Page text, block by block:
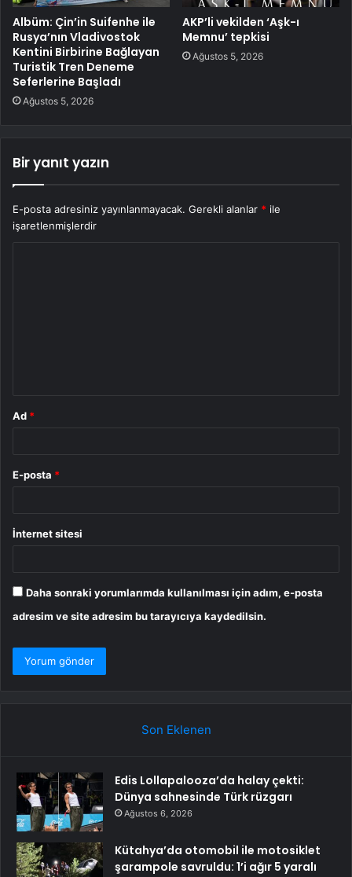
Albüm: Çin’in Suifenhe ile
Rusya’nın Vladivostok
Kentini Birbirine Bağlayan
Turistik Tren Deneme
Seferlerine Başladı
Ağustos 5, 2026
AKP’li vekilden ‘Aşk-ı
Memnu’ tepkisi
Ağustos 5, 2026
Bir yanıt yazın
E-posta adresiniz yayınlanmayacak. Gerekli alanlar * ile
işaretlenmişlerdir
Ad *
E-posta *
İnternet sitesi
Daha sonraki yorumlarımda kullanılması için adım, e-posta
adresim ve site adresim bu tarayıcıya kaydedilsin.
Son Eklenen
Edis Lollapalooza’da halay çekti:
Dünya sahnesinde Türk rüzgarı
Ağustos 6, 2026
Kütahya’da otomobil ile motosiklet
şarampole savruldu: 1’i ağır 5 yaralı